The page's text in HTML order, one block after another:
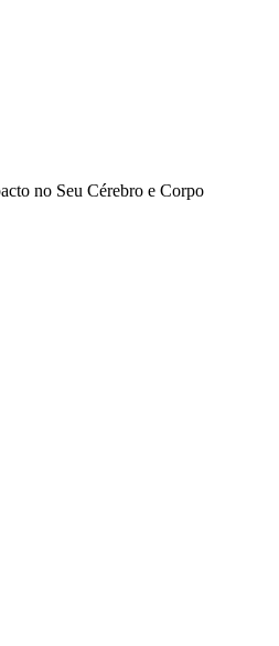
no Seu Cérebro e Corpo